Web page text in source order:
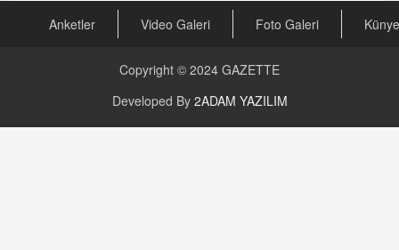
CAN UĞURATEŞ
Değişen yapısıyla Suriye
GÜNLÜK BURÇ YORUMU
Anketler Video Galeri Foto Galeri Künye
Copyright © 2024 GAZETTE
Developed By 2ADAM YAZILIM